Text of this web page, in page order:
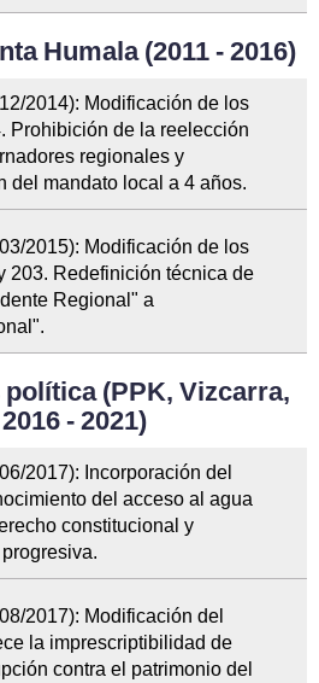
Humala (2011 - 2016)
2014): Modificación de los
Prohibición de la reelección
regionales y
del mandato local a 4 años.
2015): Modificación de los
203. Redefinición técnica de
Regional" a
(PPK, Vizcarra,
- 2021)
2017): Incorporación del
del acceso al agua
constitucional y
2017): Modificación del
la imprescriptibilidad de
contra el patrimonio del